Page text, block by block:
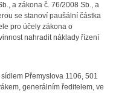
a zákona č. 76/2008 Sb., a
se stanoví paušální částka
pro účely zákona o
nahradit náklady řízení
Přemyslova 1106, 501
generálním ředitelem, ve